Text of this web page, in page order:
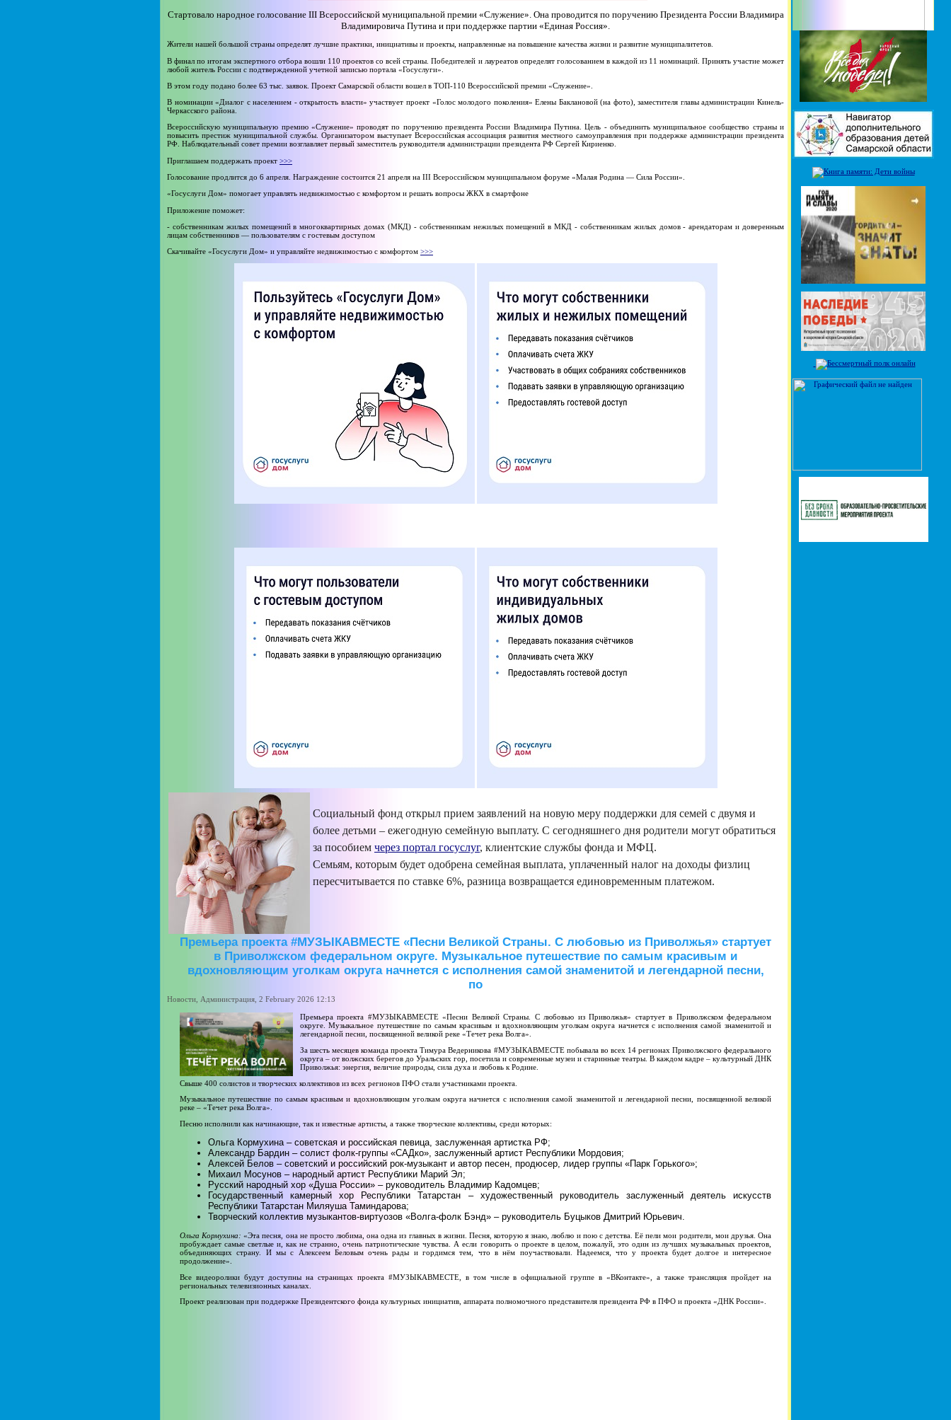
Стартовало народное голосование III Всероссийской муниципальной премии «Служение». Она проводится по поручению Президента России Владимира
Владимировича Путина и при поддержке партии «Единая Россия».
Жители нашей большой страны определят лучшие практики, инициативы и проекты, направленные на повышение качества жизни и развитие муниципалитетов.
В финал по итогам экспертного отбора вошли 110 проектов со всей страны. Победителей и лауреатов определят голосованием в каждой из 11 номинаций. Принять участие может
любой житель России с подтвержденной учетной записью портала «Госуслуги».
В этом году подано более 63 тыс. заявок. Проект Самарской области вошел в ТОП-110 Всероссийской премии «Служение».
В номинации «Диалог с населением - открытость власти» участвует проект «Голос молодого поколения» Елены Баклановой (на фото), заместителя главы администрации Кинель-
Черкасского района.
Всероссийскую муниципальную премию «Служение» проводят по поручению президента России Владимира Путина. Цель - объединить муниципальное сообщество страны и
повысить престиж муниципальной службы. Организатором выступает Всероссийская ассоциация развития местного самоуправления при поддержке администрации президента
РФ. Наблюдательный совет премии возглавляет первый заместитель руководителя администрации президента РФ Сергей Кириенко.
Приглашаем поддержать проект >>>
Голосование продлится до 6 апреля. Награждение состоится 21 апреля на III Всероссийском муниципальном форуме «Малая Родина — Сила России».
«Госуслуги Дом» помогает управлять недвижимостью с комфортом и решать вопросы ЖКХ в смартфоне
Приложение поможет:
- собственникам жилых помещений в многоквартирных домах (МКД) - собственникам нежилых помещений в МКД - собственникам жилых домов - арендаторам и доверенным
лицам собственников — пользователям с гостевым доступом
Скачивайте «Госуслуги Дом» и управляйте недвижимостью с комфортом >>>
Социальный фонд открыл прием заявлений на новую меру поддержки для семей с двумя и
более детьми – ежегодную семейную выплату. С сегодняшнего дня родители могут обратиться
за пособием через портал госуслуг, клиентские службы фонда и МФЦ.
Семьям, которым будет одобрена семейная выплата, уплаченный налог на доходы физлиц
пересчитывается по ставке 6%, разница возвращается единовременным платежом.
Премьера проекта #МУЗЫКАВМЕСТЕ «Песни Великой Страны. С любовью из Приволжья» стартует
в Приволжском федеральном округе. Музыкальное путешествие по самым красивым и
вдохновляющим уголкам округа начнется с исполнения самой знаменитой и легендарной песни,
по
Новости, Администрация, 2 February 2026 12:13
Премьера проекта #МУЗЫКАВМЕСТЕ «Песни Великой Страны. С любовью из Приволжья» стартует в Приволжском федеральном
округе. Музыкальное путешествие по самым красивым и вдохновляющим уголкам округа начнется с исполнения самой знаменитой и
легендарной песни, посвященной великой реке «Течет река Волга».
За шесть месяцев команда проекта Тимура Ведерникова #МУЗЫКАВМЕСТЕ побывала во всех 14 регионах Приволжского федерального
округа – от волжских берегов до Уральских гор, посетила и современные музеи и старинные театры. В каждом кадре – культурный ДНК
Приволжья: энергия, величие природы, сила духа и любовь к Родине.
Свыше 400 солистов и творческих коллективов из всех регионов ПФО стали участниками проекта.
Музыкальное путешествие по самым красивым и вдохновляющим уголкам округа начнется с исполнения самой знаменитой и легендарной песни, посвященной великой
реке – «Течет река Волга».
Песню исполнили как начинающие, так и известные артисты, а также творческие коллективы, среди которых:
Ольга Кормухина – советская и российская певица, заслуженная артистка РФ;
Александр Бардин – солист фолк-группы «САДко», заслуженный артист Республики Мордовия;
Алексей Белов – советский и российский рок-музыкант и автор песен, продюсер, лидер группы «Парк Горького»;
Михаил Мосунов – народный артист Республики Марий Эл;
Русский народный хор «Душа России» – руководитель Владимир Кадомцев;
Государственный камерный хор Республики Татарстан – художественный руководитель заслуженный деятель искусств
Республики Татарстан Миляуша Таминдарова;
Творческий коллектив музыкантов-виртуозов «Волга-фолк Бэнд» – руководитель Буцыков Дмитрий Юрьевич.
Ольга Кормухина: «Эта песня, она не просто любима, она одна из главных в жизни. Песня, которую я знаю, люблю и пою с детства. Её пели мои родители, мои друзья. Она
пробуждает самые светлые и, как не странно, очень патриотические чувства. А если говорить о проекте в целом, пожалуй, это один из лучших музыкальных проектов,
объединяющих страну. И мы с Алексеем Беловым очень рады и гордимся тем, что в нём поучаствовали. Надеемся, что у проекта будет долгое и интересное
продолжение».
Все видеоролики будут доступны на страницах проекта #МУЗЫКАВМЕСТЕ, в том числе в официальной группе в «ВКонтакте», а также трансляция пройдет на
региональных телевизионных каналах.
Проект реализован при поддержке Президентского фонда культурных инициатив, аппарата полномочного представителя президента РФ в ПФО и проекта «ДНК России».